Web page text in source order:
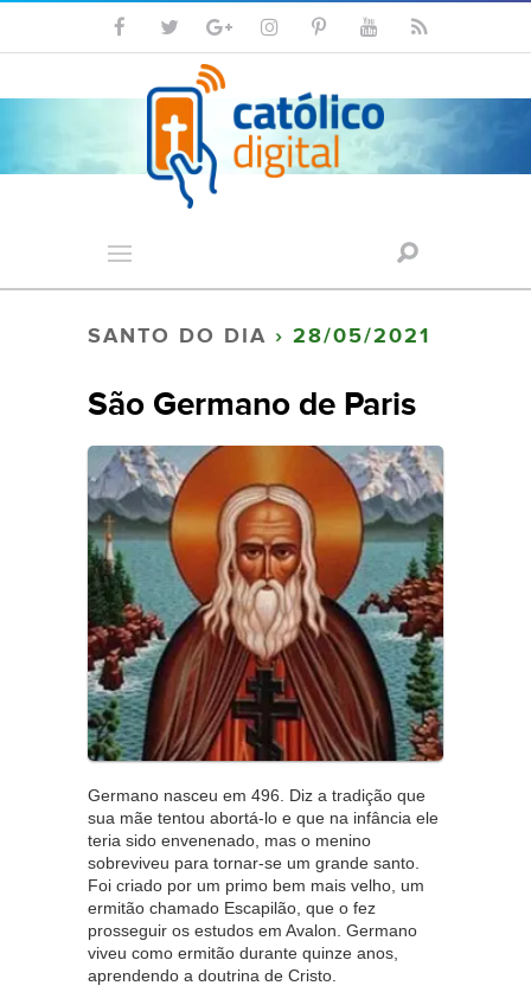
SANTO DO DIA › 28/05/2021
São Germano de Paris
Germano nasceu em 496. Diz a tradição que
sua mãe tentou abortá-lo e que na infância ele
teria sido envenenado, mas o menino
sobreviveu para tornar-se um grande santo.
Foi criado por um primo bem mais velho, um
ermitão chamado Escapilão, que o fez
prosseguir os estudos em Avalon. Germano
viveu como ermitão durante quinze anos,
aprendendo a doutrina de Cristo.